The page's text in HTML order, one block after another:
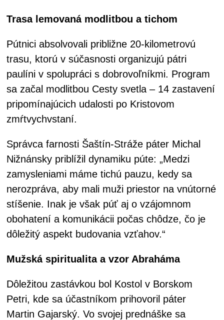
Trasa lemovaná modlitbou a tichom
Pútnici absolvovali približne 20-kilometrovú
trasu, ktorú v súčasnosti organizujú pátri
paulíni v spolupráci s dobrovoľníkmi. Program
sa začal modlitbou Cesty svetla – 14 zastavení
pripomínajúcich udalosti po Kristovom
zmŕtvychvstaní.
Správca farnosti Šaštín-Stráže páter Michal
Nižnánsky priblížil dynamiku púte: „Medzi
zamysleniami máme tichú pauzu, kedy sa
nerozpráva, aby mali muži priestor na vnútorné
stíšenie. Inak je však púť aj o vzájomnom
obohatení a komunikácii počas chôdze, čo je
dôležitý aspekt budovania vzťahov.“
Mužská spiritualita a vzor Abraháma
Dôležitou zastávkou bol Kostol v Borskom
Petri, kde sa účastníkom prihovoril páter
Martin Gajarský. Vo svojej prednáške sa